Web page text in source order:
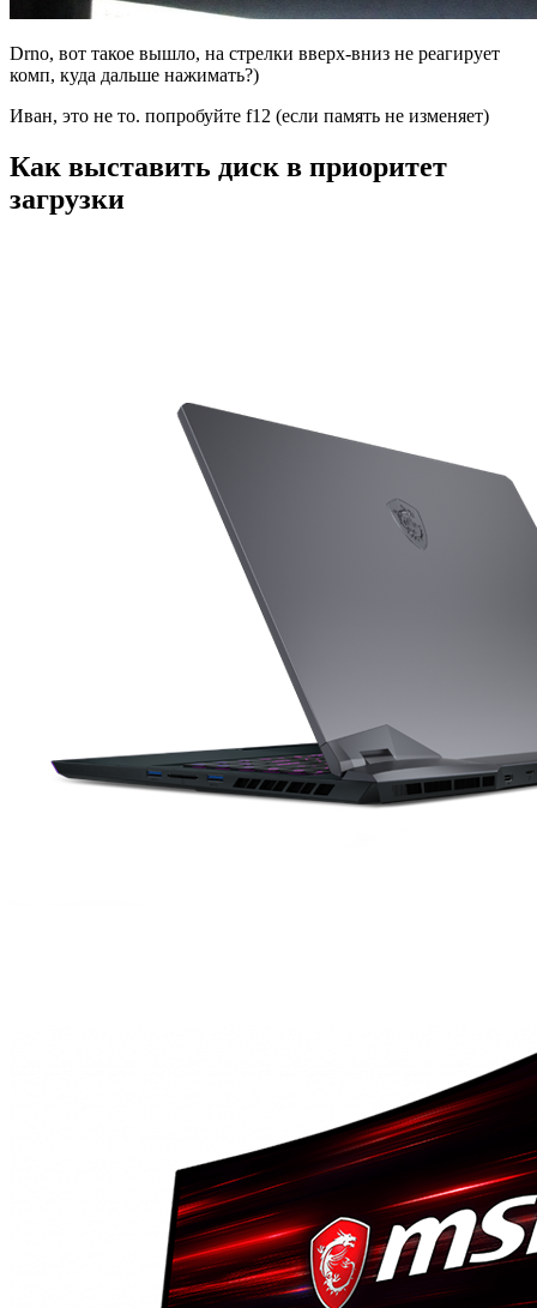
Drno, вот такое вышло, на стрелки вверх-вниз не реагирует
комп, куда дальше нажимать?)
Иван, это не то. попробуйте f12 (если память не изменяет)
Как выставить диск в приоритет
загрузки